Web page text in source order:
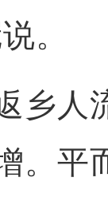
。
人
。平